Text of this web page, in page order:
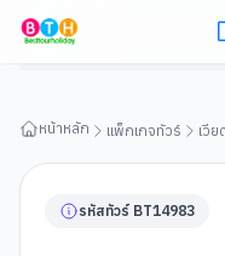
โดยสายการบิน
หน้าหลัก แพ็กเกจทัวร์ เวีย
รหัสทัวร์ BT14983